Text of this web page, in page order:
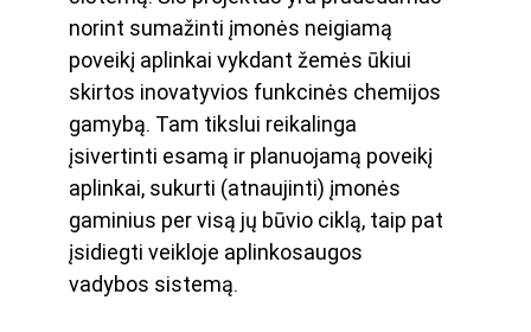
norint sumažinti įmonės neigiamą
poveikį aplinkai vykdant žemės ūkiui
skirtos inovatyvios funkcinės chemijos
gamybą. Tam tikslui reikalinga
įsivertinti esamą ir planuojamą poveikį
aplinkai, sukurti (atnaujinti) įmonės
gaminius per visą jų būvio ciklą, taip pat
įsidiegti veikloje aplinkosaugos
vadybos sistemą.